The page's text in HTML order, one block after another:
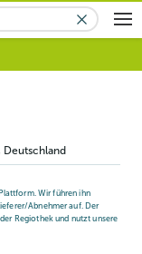
, Deutschland
Wir führen ihn
Abnehmer auf. Der
Regiothek und nutzt unsere